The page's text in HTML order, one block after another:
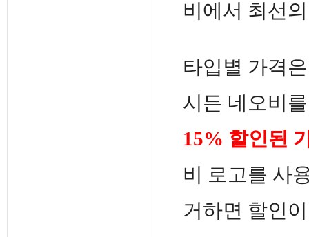
비에서 최선
타입별 가격
시든 네오비
15% 할인된
비 로고를 사
거하면 할인